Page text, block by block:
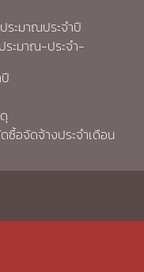
ระมาณประจำปี
ระมาณ-ประจำ-
ซื้อจัดจ้างประจำเดือน